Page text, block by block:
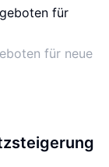
für neue